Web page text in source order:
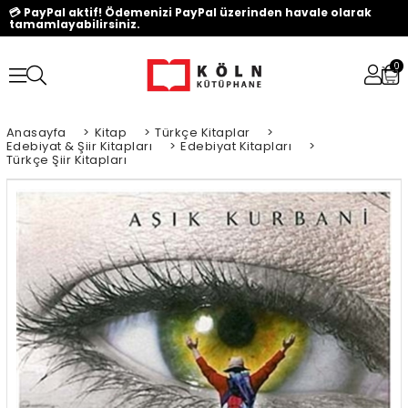
💳 PayPal aktif! Ödemenizi PayPal üzerinden havale olarak
tamamlayabilirsiniz.
0
Anasayfa > Kitap > Türkçe Kitaplar >
Edebiyat & Şiir Kitapları > Edebiyat Kitapları >
Türkçe Şiir Kitapları